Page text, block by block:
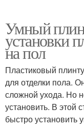
Умный
установки
на пол
Пластиковый
для отделки пола.
сложной ухода. Но
установить. В этой
быстро установить